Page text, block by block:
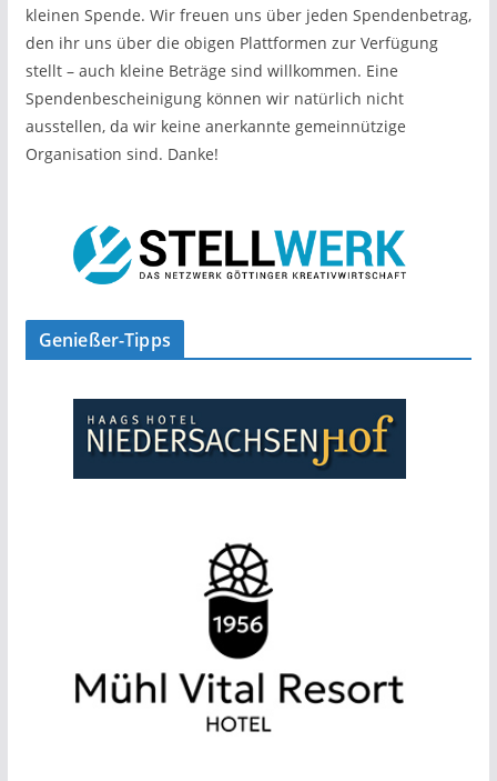
kleinen Spende. Wir freuen uns über jeden Spendenbetrag,
den ihr uns über die obigen Plattformen zur Verfügung
stellt – auch kleine Beträge sind willkommen. Eine
Spendenbescheinigung können wir natürlich nicht
ausstellen, da wir keine anerkannte gemeinnützige
Organisation sind. Danke!
Genießer-Tipps